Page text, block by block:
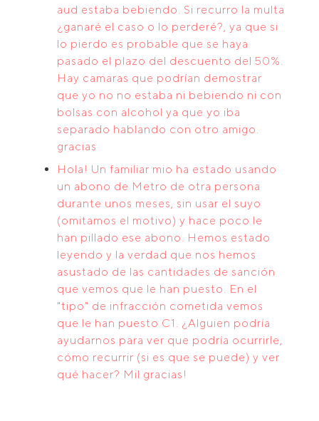
aud estaba bebiendo. Si recurro la multa
¿ganaré el caso o lo perderé?, ya que si
lo pierdo es probable que se haya
pasado el plazo del descuento del 50%.
Hay camaras que podrían demostrar
que yo no no estaba ni bebiendo ni con
bolsas con alcohol ya que yo iba
separado hablando con otro amigo.
gracias
Hola! Un familiar mio ha estado usando
un abono de Metro de otra persona
durante unos meses, sin usar el suyo
(omitamos el motivo) y hace poco le
han pillado ese abono. Hemos estado
leyendo y la verdad que nos hemos
asustado de las cantidades de sanción
que vemos que le han puesto. En el
"tipo" de infracción cometida vemos
que le han puesto C1. ¿Alguien podría
ayudarnos para ver que podría ocurrirle,
cómo recurrir (si es que se puede) y ver
qué hacer? Mil gracias!